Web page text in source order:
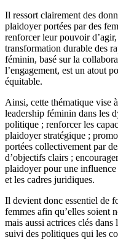
Il ressort clairement des
plaidoyer portées par des
renforcer leur pouvoir
transformation durable des
féminin, basé sur la
l’engagement, est un atout
équitable.
Ainsi, cette thématique vise
leadership féminin dans les
politique ; renforcer les
plaidoyer stratégique ;
portées collectivement par
d’objectifs clairs ;
plaidoyer pour une
et les cadres juridiques.
Il devient donc essentiel de
femmes afin qu’elles soient
mais aussi actrices clés
suivi des politiques qui les